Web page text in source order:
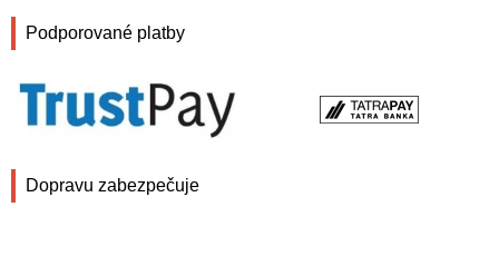
Podporované platby
Dopravu zabezpečuje